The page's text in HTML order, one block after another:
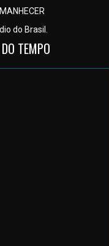
do Brasil.
TEMPO